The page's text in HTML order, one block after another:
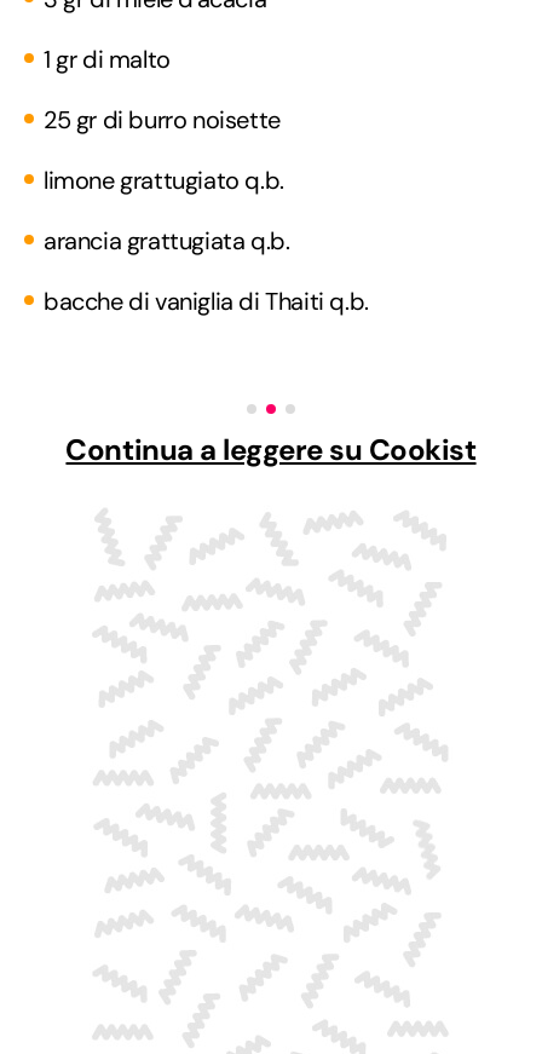
1 gr di malto
25 gr di burro noisette
limone grattugiato q.b.
arancia grattugiata q.b.
bacche di vaniglia di Thaiti q.b.
Continua a leggere su Cookist